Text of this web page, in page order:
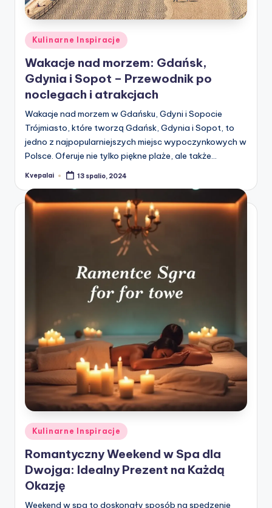
Posted
in
Kulinarne Inspiracje
Wakacje nad morzem: Gdańsk,
Gdynia i Sopot – Przewodnik po
noclegach i atrakcjach
Wakacje nad morzem w Gdańsku, Gdyni i Sopocie
Trójmiasto, które tworzą Gdańsk, Gdynia i Sopot, to
jedno z najpopularniejszych miejsc wypoczynkowych w
Polsce. Oferuje nie tylko piękne plaże, ale także…
Posted
Kvepalai 13 spalio, 2024
Posted
in
Kulinarne Inspiracje
Romantyczny Weekend w Spa dla
Dwojga: Idealny Prezent na Każdą
Okazję
Weekend w spa to doskonały sposób na spędzenie